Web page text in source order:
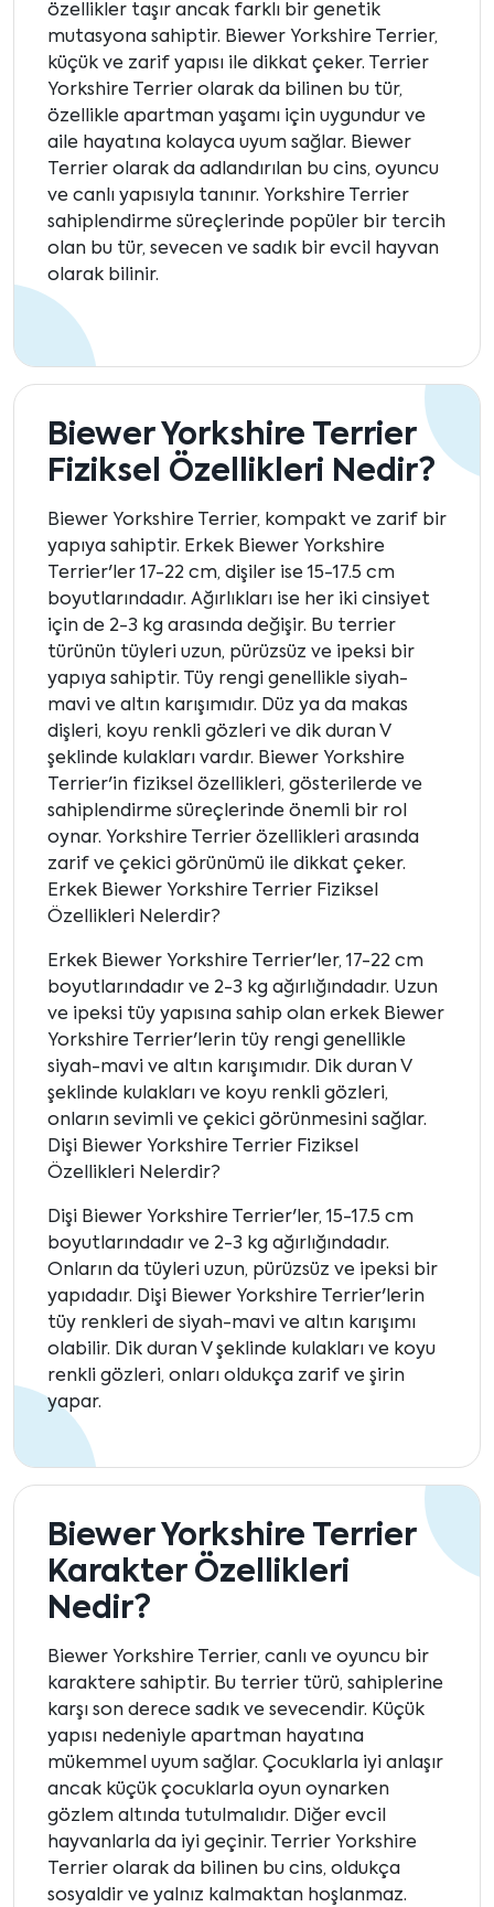
özellikler taşır ancak farklı bir genetik
mutasyona sahiptir. Biewer Yorkshire Terrier,
küçük ve zarif yapısı ile dikkat çeker. Terrier
Yorkshire Terrier olarak da bilinen bu tür,
özellikle apartman yaşamı için uygundur ve
aile hayatına kolayca uyum sağlar. Biewer
Terrier olarak da adlandırılan bu cins, oyuncu
ve canlı yapısıyla tanınır. Yorkshire Terrier
sahiplendirme süreçlerinde popüler bir tercih
olan bu tür, sevecen ve sadık bir evcil hayvan
olarak bilinir.
Biewer Yorkshire Terrier
Fiziksel Özellikleri Nedir?
Biewer Yorkshire Terrier, kompakt ve zarif bir
yapıya sahiptir. Erkek Biewer Yorkshire
Terrier'ler 17-22 cm, dişiler ise 15-17.5 cm
boyutlarındadır. Ağırlıkları ise her iki cinsiyet
için de 2-3 kg arasında değişir. Bu terrier
türünün tüyleri uzun, pürüzsüz ve ipeksi bir
yapıya sahiptir. Tüy rengi genellikle siyah-
mavi ve altın karışımıdır. Düz ya da makas
dişleri, koyu renkli gözleri ve dik duran V
şeklinde kulakları vardır. Biewer Yorkshire
Terrier'in fiziksel özellikleri, gösterilerde ve
sahiplendirme süreçlerinde önemli bir rol
oynar. Yorkshire Terrier özellikleri arasında
zarif ve çekici görünümü ile dikkat çeker.
Erkek Biewer Yorkshire Terrier Fiziksel
Özellikleri Nelerdir?
Erkek Biewer Yorkshire Terrier'ler, 17-22 cm
boyutlarındadır ve 2-3 kg ağırlığındadır. Uzun
ve ipeksi tüy yapısına sahip olan erkek Biewer
Yorkshire Terrier'lerin tüy rengi genellikle
siyah-mavi ve altın karışımıdır. Dik duran V
şeklinde kulakları ve koyu renkli gözleri,
onların sevimli ve çekici görünmesini sağlar.
Dişi Biewer Yorkshire Terrier Fiziksel
Özellikleri Nelerdir?
Dişi Biewer Yorkshire Terrier'ler, 15-17.5 cm
boyutlarındadır ve 2-3 kg ağırlığındadır.
Onların da tüyleri uzun, pürüzsüz ve ipeksi bir
yapıdadır. Dişi Biewer Yorkshire Terrier'lerin
tüy renkleri de siyah-mavi ve altın karışımı
olabilir. Dik duran V şeklinde kulakları ve koyu
renkli gözleri, onları oldukça zarif ve şirin
yapar.
Biewer Yorkshire Terrier
Karakter Özellikleri
Nedir?
Biewer Yorkshire Terrier, canlı ve oyuncu bir
karaktere sahiptir. Bu terrier türü, sahiplerine
karşı son derece sadık ve sevecendir. Küçük
yapısı nedeniyle apartman hayatına
mükemmel uyum sağlar. Çocuklarla iyi anlaşır
ancak küçük çocuklarla oyun oynarken
gözlem altında tutulmalıdır. Diğer evcil
hayvanlarla da iyi geçinir. Terrier Yorkshire
Terrier olarak da bilinen bu cins, oldukça
sosyaldir ve yalnız kalmaktan hoşlanmaz.